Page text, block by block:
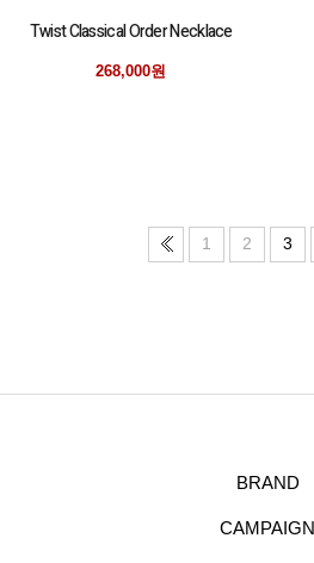
Twist Classical Order Necklace
268,000원
1 2 3
BRAND
CAMPAIGN